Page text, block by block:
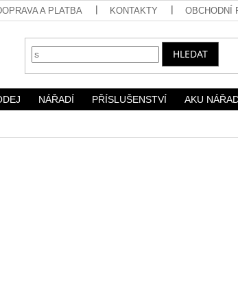
A PLATBA KONTAKTY OBCHODNÍ
HLEDAT
NÁŘADÍ PŘÍSLUŠENSTVÍ AKU